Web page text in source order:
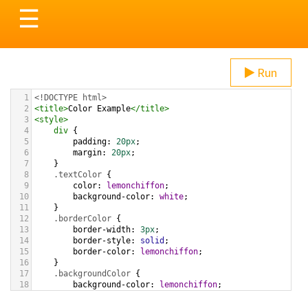
Toggle
navigation
☰
Run
1 <!DOCTYPE html>
2
<title>Color Example</title>
3 <style>
4
div {
5
padding: 20px;
6
margin: 20px;
7
}
8
.textColor {
9
color: lemonchiffon;
10
background-color: white;
11
}
12
.borderColor {
13
border-width: 3px;
14
border-style: solid ;
15
border-color: lemonchiffon;
16
}
17
.backgroundColor {
18
background-color: lemonchiffon;